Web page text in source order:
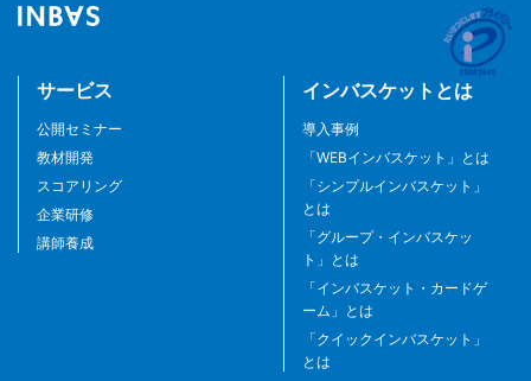
サービス
公開セミナー
教材開発
スコアリング
企業研修
講師養成
インバスケットとは
導入事例
「WEBインバスケット」とは
「シンプルインバスケット」
とは
「グループ・インバスケッ
ト」とは
「インバスケット・カードゲ
ーム」とは
「クイックインバスケット」
とは